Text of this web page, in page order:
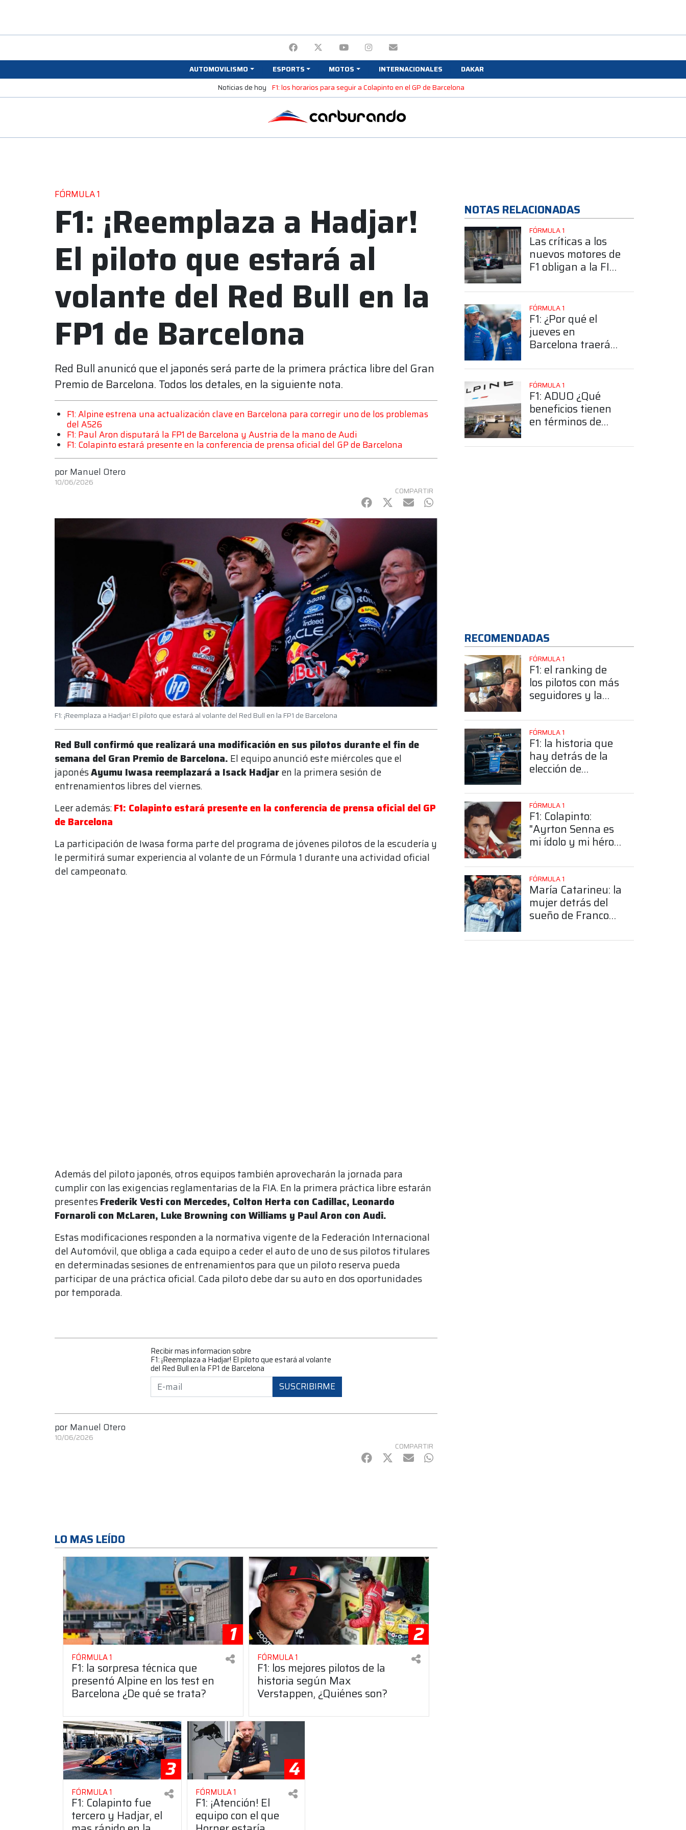
AUTOMOVILISMO ESPORTS MOTOS INTERNACIONALES
DAKAR
Noticias de hoy F1: los horarios para seguir a Colapinto en el GP de Barcelona
FÓRMULA 1
F1: ¡Reemplaza a Hadjar!
El piloto que estará al
volante del Red Bull en la
FP1 de Barcelona
Red Bull anunicó que el japonés será parte de la primera práctica libre del Gran
Premio de Barcelona. Todos los detales, en la siguiente nota.
F1: Alpine estrena una actualización clave en Barcelona para corregir uno de los problemas
del A526
F1: Paul Aron disputará la FP1 de Barcelona y Austria de la mano de Audi
F1: Colapinto estará presente en la conferencia de prensa oficial del GP de Barcelona
por Manuel Otero
10/06/2026
COMPARTIR
Facebook
Twitter
mail WhatsApp
F1: ¡Reemplaza a Hadjar! El piloto que estará al volante del Red Bull en la FP1 de Barcelona
Red Bull confirmó que realizará una modificación en sus pilotos durante el fin de
semana del Gran Premio de Barcelona. El equipo anunció este miércoles que el
japonésAyumu Iwasa reemplazará a Isack Hadjaren la primera sesión de
entrenamientos libres del viernes.
Leer además:F1: Colapinto estará presente en la conferencia de prensa oficial del GP
de Barcelona
La participación de Iwasa forma parte del programa de jóvenes pilotos de la escudería y
le permitirá sumar experiencia al volante de un Fórmula 1 durante una actividad oficial
del campeonato.
Además del piloto japonés, otros equipos también aprovecharán la jornada para
cumplir con las exigencias reglamentarias de la FIA. En la primera práctica libre estarán
presentesFrederik Vesti con Mercedes, Colton Herta con Cadillac, Leonardo
Fornaroli con McLaren, Luke Browning con Williams y Paul Aron con Audi.
Estas modificaciones responden a la normativa vigente de la Federación Internacional
del Automóvil, que obliga a cada equipo a ceder el auto de uno de sus pilotos titulares
en determinadas sesiones de entrenamientos para que un piloto reserva pueda
participar de una práctica oficial. Cada piloto debe dar su auto en dos oportunidades
por temporada.
Recibir mas informacion sobre
F1: ¡Reemplaza a Hadjar! El piloto que estará al volante
del Red Bull en la FP1 de Barcelona
SUSCRIBIRME
por Manuel Otero
10/06/2026
COMPARTIR
Facebook
Twitter
mail WhatsApp
LO MAS LEÍDO
1
FÓRMULA 1
F1: la sorpresa técnica que
presentó Alpine en los test en
Barcelona ¿De qué se trata?
2
FÓRMULA 1
F1: los mejores pilotos de la
historia según Max
Verstappen, ¿Quiénes son?
3
FÓRMULA 1
F1: Colapinto fue
tercero y Hadjar, el
4
FÓRMULA 1
F1: ¡Atención! El
equipo con el que
NOTAS RELACIONADAS
FÓRMULA 1
Las críticas a los
nuevos motores de
F1 obligan a la FIA
2027 ¿Que
cambiará?
FÓRMULA 1
F1: ¿Por qué el
jueves en
Barcelona traerá
novedades para
Alpine?
FÓRMULA 1
F1: ADUO ¿Qué
beneficios tienen
en términos de
rendimiento?
RECOMENDADAS
FÓRMULA 1
F1: el ranking de
los pilotos con más
seguidores y la
posición de
Colapinto
FÓRMULA 1
F1: la historia que
hay detrás de la
elección de
número 43
FÓRMULA 1
F1: Colapinto:
"Ayrton Senna es
mi ídolo y mi héroe
FÓRMULA 1
María Catarineu: la
mujer detrás del
sueño de Franco
Fórmula 1